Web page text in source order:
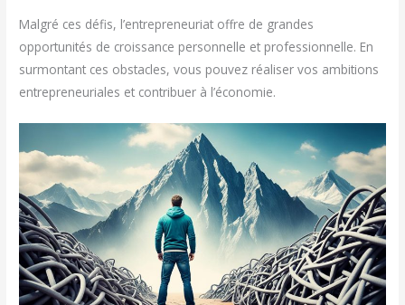
Malgré ces défis, l’entrepreneuriat offre de grandes
opportunités de croissance personnelle et professionnelle. En
surmontant ces obstacles, vous pouvez réaliser vos ambitions
entrepreneuriales et contribuer à l’économie.